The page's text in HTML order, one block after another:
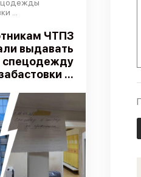
...
ЧТПЗ
выдавать
спецодежду
...